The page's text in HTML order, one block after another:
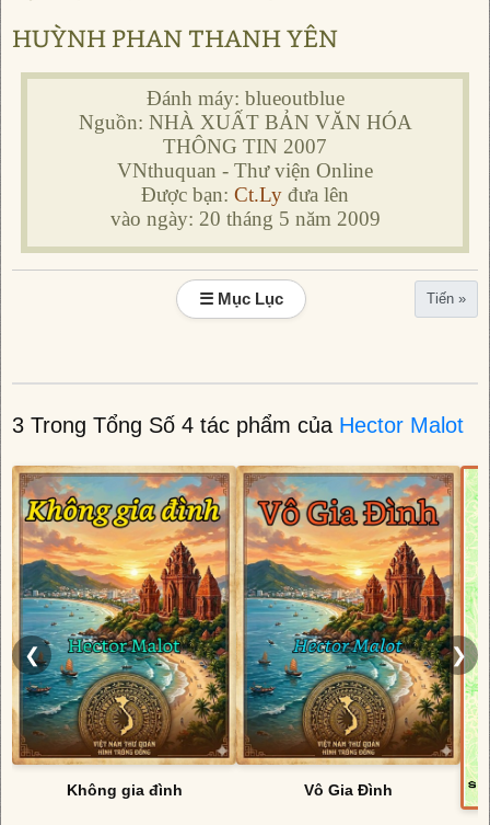
HUỲNH PHAN THANH YÊN
Đánh máy: blueoutblue
Nguồn: NHÀ XUẤT BẢN VĂN HÓA
THÔNG TIN 2007
VNthuquan - Thư viện Online
Được bạn: Ct.Ly đưa lên
vào ngày: 20 tháng 5 năm 2009
☰ Mục Lục Tiến »
3 Trong Tổng Số 4 tác phẩm của Hector Malot
❮
Không gia đình Vô Gia Đình
❯